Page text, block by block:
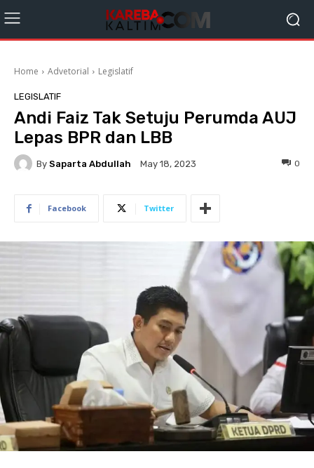
Home Advetorial Legislatif
LEGISLATIF
Andi Faiz Tak Setuju Perumda AUJ
Lepas BPR dan LBB
By Saparta Abdullah May 18, 2023 0
Facebook Twitter